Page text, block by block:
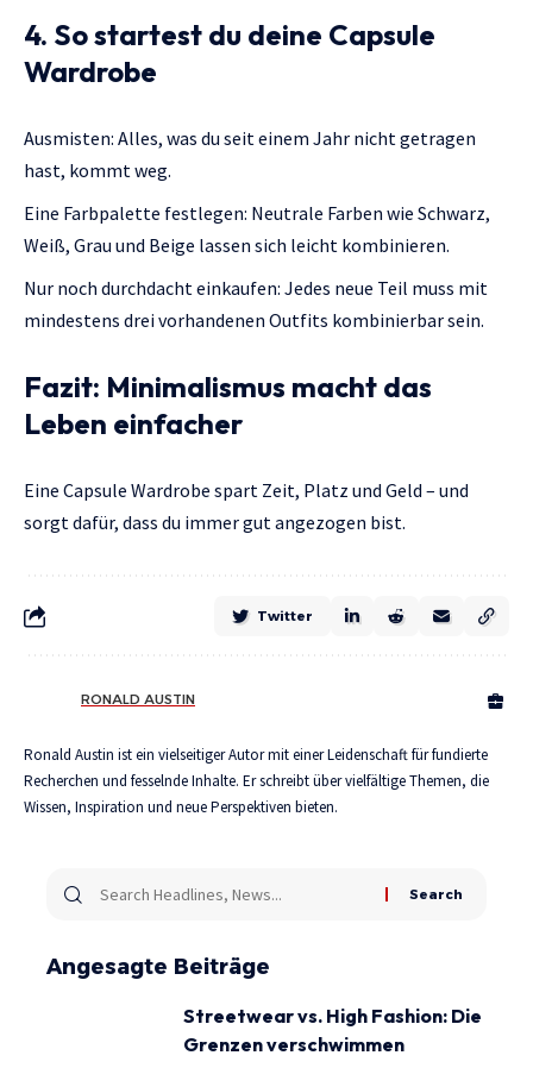
4. So startest du deine Capsule
Wardrobe
Ausmisten: Alles, was du seit einem Jahr nicht getragen
hast, kommt weg.
Eine Farbpalette festlegen: Neutrale Farben wie Schwarz,
Weiß, Grau und Beige lassen sich leicht kombinieren.
Nur noch durchdacht einkaufen: Jedes neue Teil muss mit
mindestens drei vorhandenen Outfits kombinierbar sein.
Fazit: Minimalismus macht das
Leben einfacher
Eine Capsule Wardrobe spart Zeit, Platz und Geld – und
sorgt dafür, dass du immer gut angezogen bist.
Twitter
RONALD AUSTIN
Ronald Austin ist ein vielseitiger Autor mit einer Leidenschaft für fundierte
Recherchen und fesselnde Inhalte. Er schreibt über vielfältige Themen, die
Wissen, Inspiration und neue Perspektiven bieten.
Angesagte Beiträge
Streetwear vs. High Fashion: Die
Grenzen verschwimmen